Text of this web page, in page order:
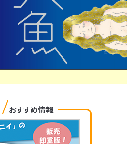
おすすめ情報